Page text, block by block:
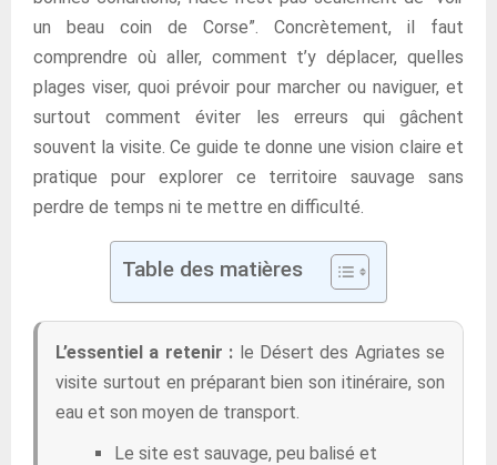
un beau coin de Corse”. Concrètement, il faut
comprendre où aller, comment t’y déplacer, quelles
plages viser, quoi prévoir pour marcher ou naviguer, et
surtout comment éviter les erreurs qui gâchent
souvent la visite. Ce guide te donne une vision claire et
pratique pour explorer ce territoire sauvage sans
perdre de temps ni te mettre en difficulté.
Table des matières
L’essentiel a retenir : le Désert des Agriates se
visite surtout en préparant bien son itinéraire, son
eau et son moyen de transport.
Le site est sauvage, peu balisé et